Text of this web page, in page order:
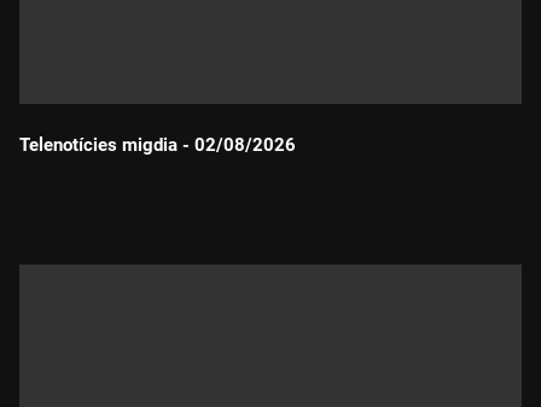
Telenotícies migdia - 02/08/2026